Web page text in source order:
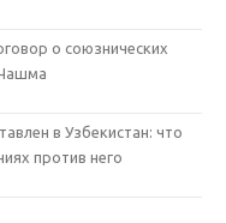
о союзнических
в Узбекистан: что
против него